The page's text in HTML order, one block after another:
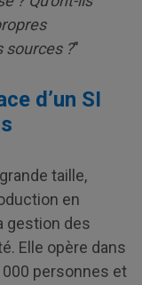
sources ?"
d’un SI
taille,
en
gestion des
Elle opère dans
personnes et